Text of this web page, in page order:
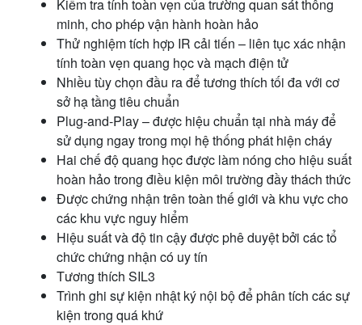
Kiểm tra tính toàn vẹn của trường quan sát thông
minh, cho phép vận hành hoàn hảo
Thử nghiệm tích hợp IR cải tiến – liên tục xác nhận
tính toàn vẹn quang học và mạch điện tử
Nhiều tùy chọn đầu ra để tương thích tối đa với cơ
sở hạ tầng tiêu chuẩn
Plug-and-Play – được hiệu chuẩn tại nhà máy để
sử dụng ngay trong mọi hệ thống phát hiện cháy
Hai chế độ quang học được làm nóng cho hiệu suất
hoàn hảo trong điều kiện môi trường đầy thách thức
Được chứng nhận trên toàn thế giới và khu vực cho
các khu vực nguy hiểm
Hiệu suất và độ tin cậy được phê duyệt bởi các tổ
chức chứng nhận có uy tín
Tương thích SIL3
Trình ghi sự kiện nhật ký nội bộ để phân tích các sự
kiện trong quá khứ